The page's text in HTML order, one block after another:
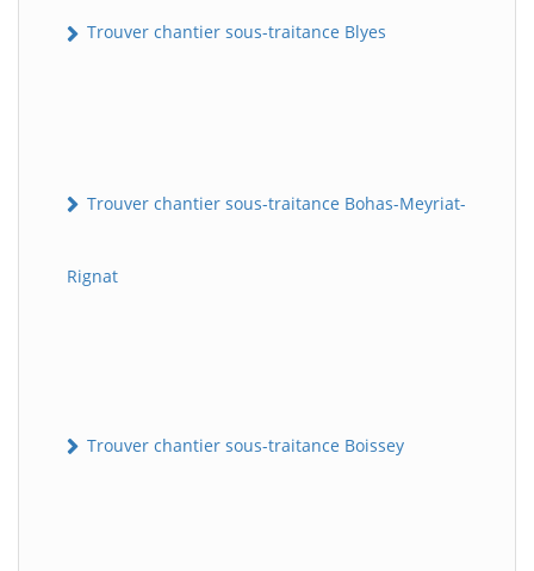
Trouver chantier sous-traitance Blyes
Trouver chantier sous-traitance Bohas-Meyriat-
Rignat
Trouver chantier sous-traitance Boissey